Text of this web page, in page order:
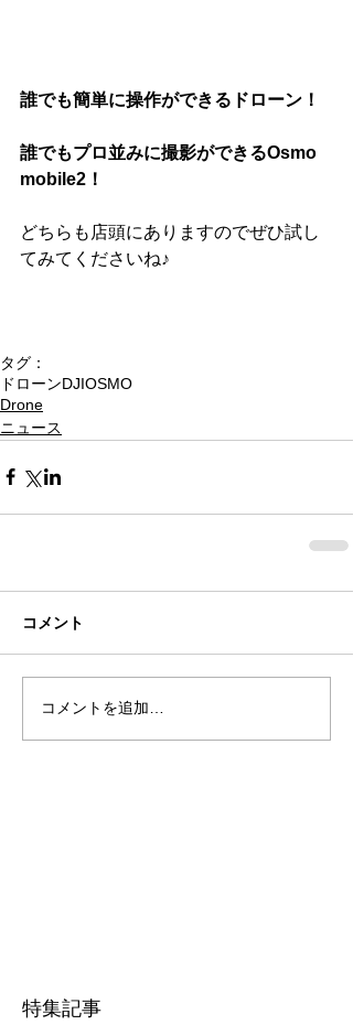
誰でも簡単に操作ができるドローン！
誰でもプロ並みに撮影ができるOsmo
mobile2！
どちらも店頭にありますのでぜひ試し
てみてくださいね♪
タグ：
ドローンDJIOSMO
Drone
ニュース
コメント
コメントを追加…
特集記事